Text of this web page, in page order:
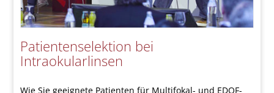
Patientenselektion bei
Intraokularlinsen
Wie Sie geeignete Patienten für Multifokal- und EDOF-